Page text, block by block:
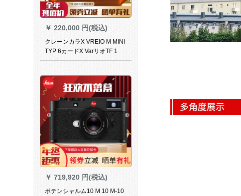
￥ 220,000 円(税込)
クレーンカラX VREIO M MINI
TYP 6カードX VarリオTF 1
￥ 719,920 円(税込)
ポテンシャルム10 M 10 M-10